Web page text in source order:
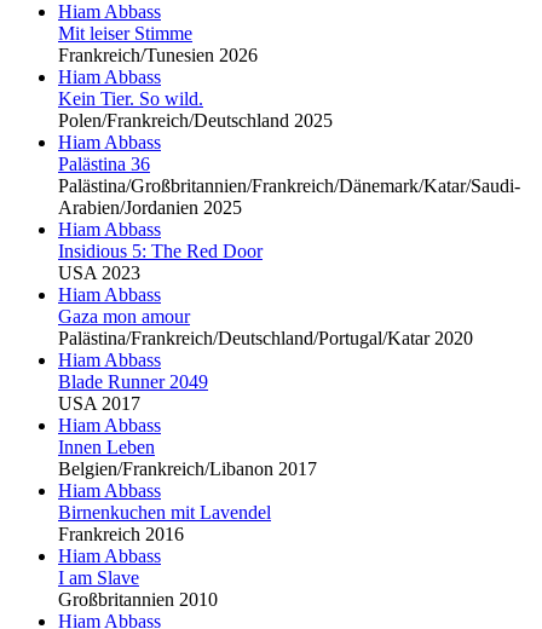
Hiam Abbass
Mit leiser Stimme
Frankreich/Tunesien 2026
Hiam Abbass
Kein Tier. So wild.
Polen/Frankreich/Deutschland 2025
Hiam Abbass
Palästina 36
Palästina/Großbritannien/Frankreich/Dänemark/Katar/Saudi-
Arabien/Jordanien 2025
Hiam Abbass
Insidious 5: The Red Door
USA 2023
Hiam Abbass
Gaza mon amour
Palästina/Frankreich/Deutschland/Portugal/Katar 2020
Hiam Abbass
Blade Runner 2049
USA 2017
Hiam Abbass
Innen Leben
Belgien/Frankreich/Libanon 2017
Hiam Abbass
Birnenkuchen mit Lavendel
Frankreich 2016
Hiam Abbass
I am Slave
Großbritannien 2010
Hiam Abbass